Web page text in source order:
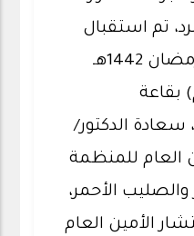
تم استقبال
صباح يوم الأربعاء 2 رمضان 1442هـ
14-4-2021م) بقاعة
سعادة الدكتور/
العام للمنظمة
والصليب الأحمر،
الأمين العام